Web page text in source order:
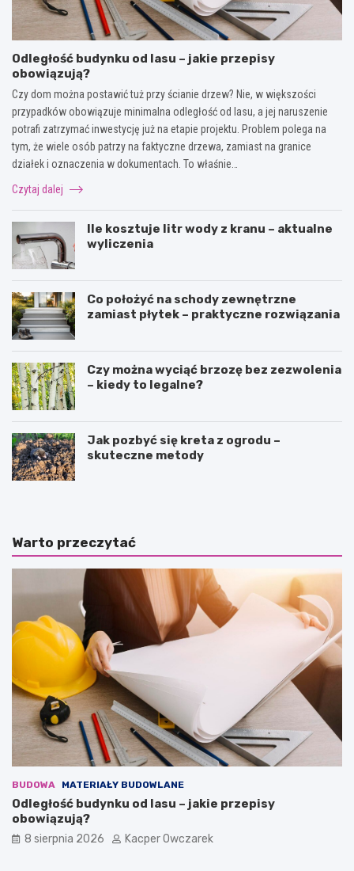
Odległość budynku od lasu – jakie przepisy
obowiązują?
Czy dom można postawić tuż przy ścianie drzew? Nie, w większości
przypadków obowiązuje minimalna odległość od lasu, a jej naruszenie
potrafi zatrzymać inwestycję już na etapie projektu. Problem polega na
tym, że wiele osób patrzy na faktyczne drzewa, zamiast na granice
działek i oznaczenia w dokumentach. To właśnie…
Czytaj dalej
Ile kosztuje litr wody z kranu – aktualne
wyliczenia
Co położyć na schody zewnętrzne
zamiast płytek – praktyczne rozwiązania
Czy można wyciąć brzozę bez zezwolenia
– kiedy to legalne?
Jak pozbyć się kreta z ogrodu –
skuteczne metody
Warto przeczytać
BUDOWA MATERIAŁY BUDOWLANE
Odległość budynku od lasu – jakie przepisy
obowiązują?
8 sierpnia 2026 Kacper Owczarek